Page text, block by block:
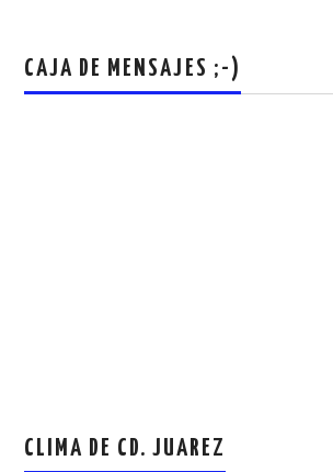
CAJA DE MENSAJES ;-)
CLIMA DE CD. JUAREZ